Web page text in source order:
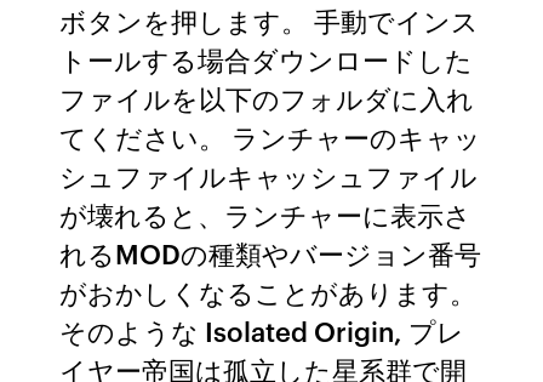
ボタンを押します。 手動でインス
トールする場合ダウンロードした
ファイルを以下のフォルダに入れ
てください。 ランチャーのキャッ
シュファイルキャッシュファイル
が壊れると、ランチャーに表示さ
れるMODの種類やバージョン番号
がおかしくなることがあります。
そのような Isolated Origin, プレ
イヤー帝国は孤立した星系群で開